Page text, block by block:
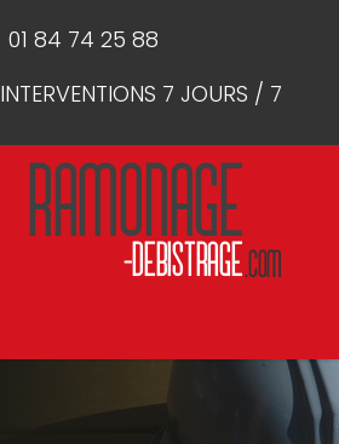
01 84 74 25 88
INTERVENTIONS 7 JOURS / 7